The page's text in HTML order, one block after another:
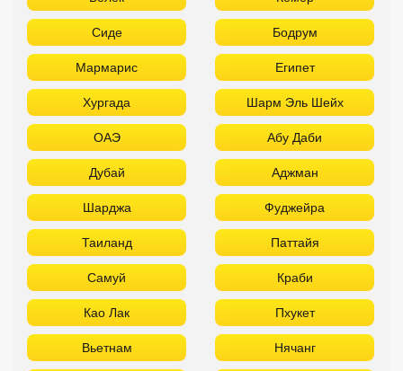
Шарджа Фуджейра
Таиланд Паттайя
Самуй Краби
Као Лак Пхукет
Вьетнам Нячанг
Фантьет Фукуок
Шри Ланка Куба
Мальдивы Бали
Забронировать в офисе: